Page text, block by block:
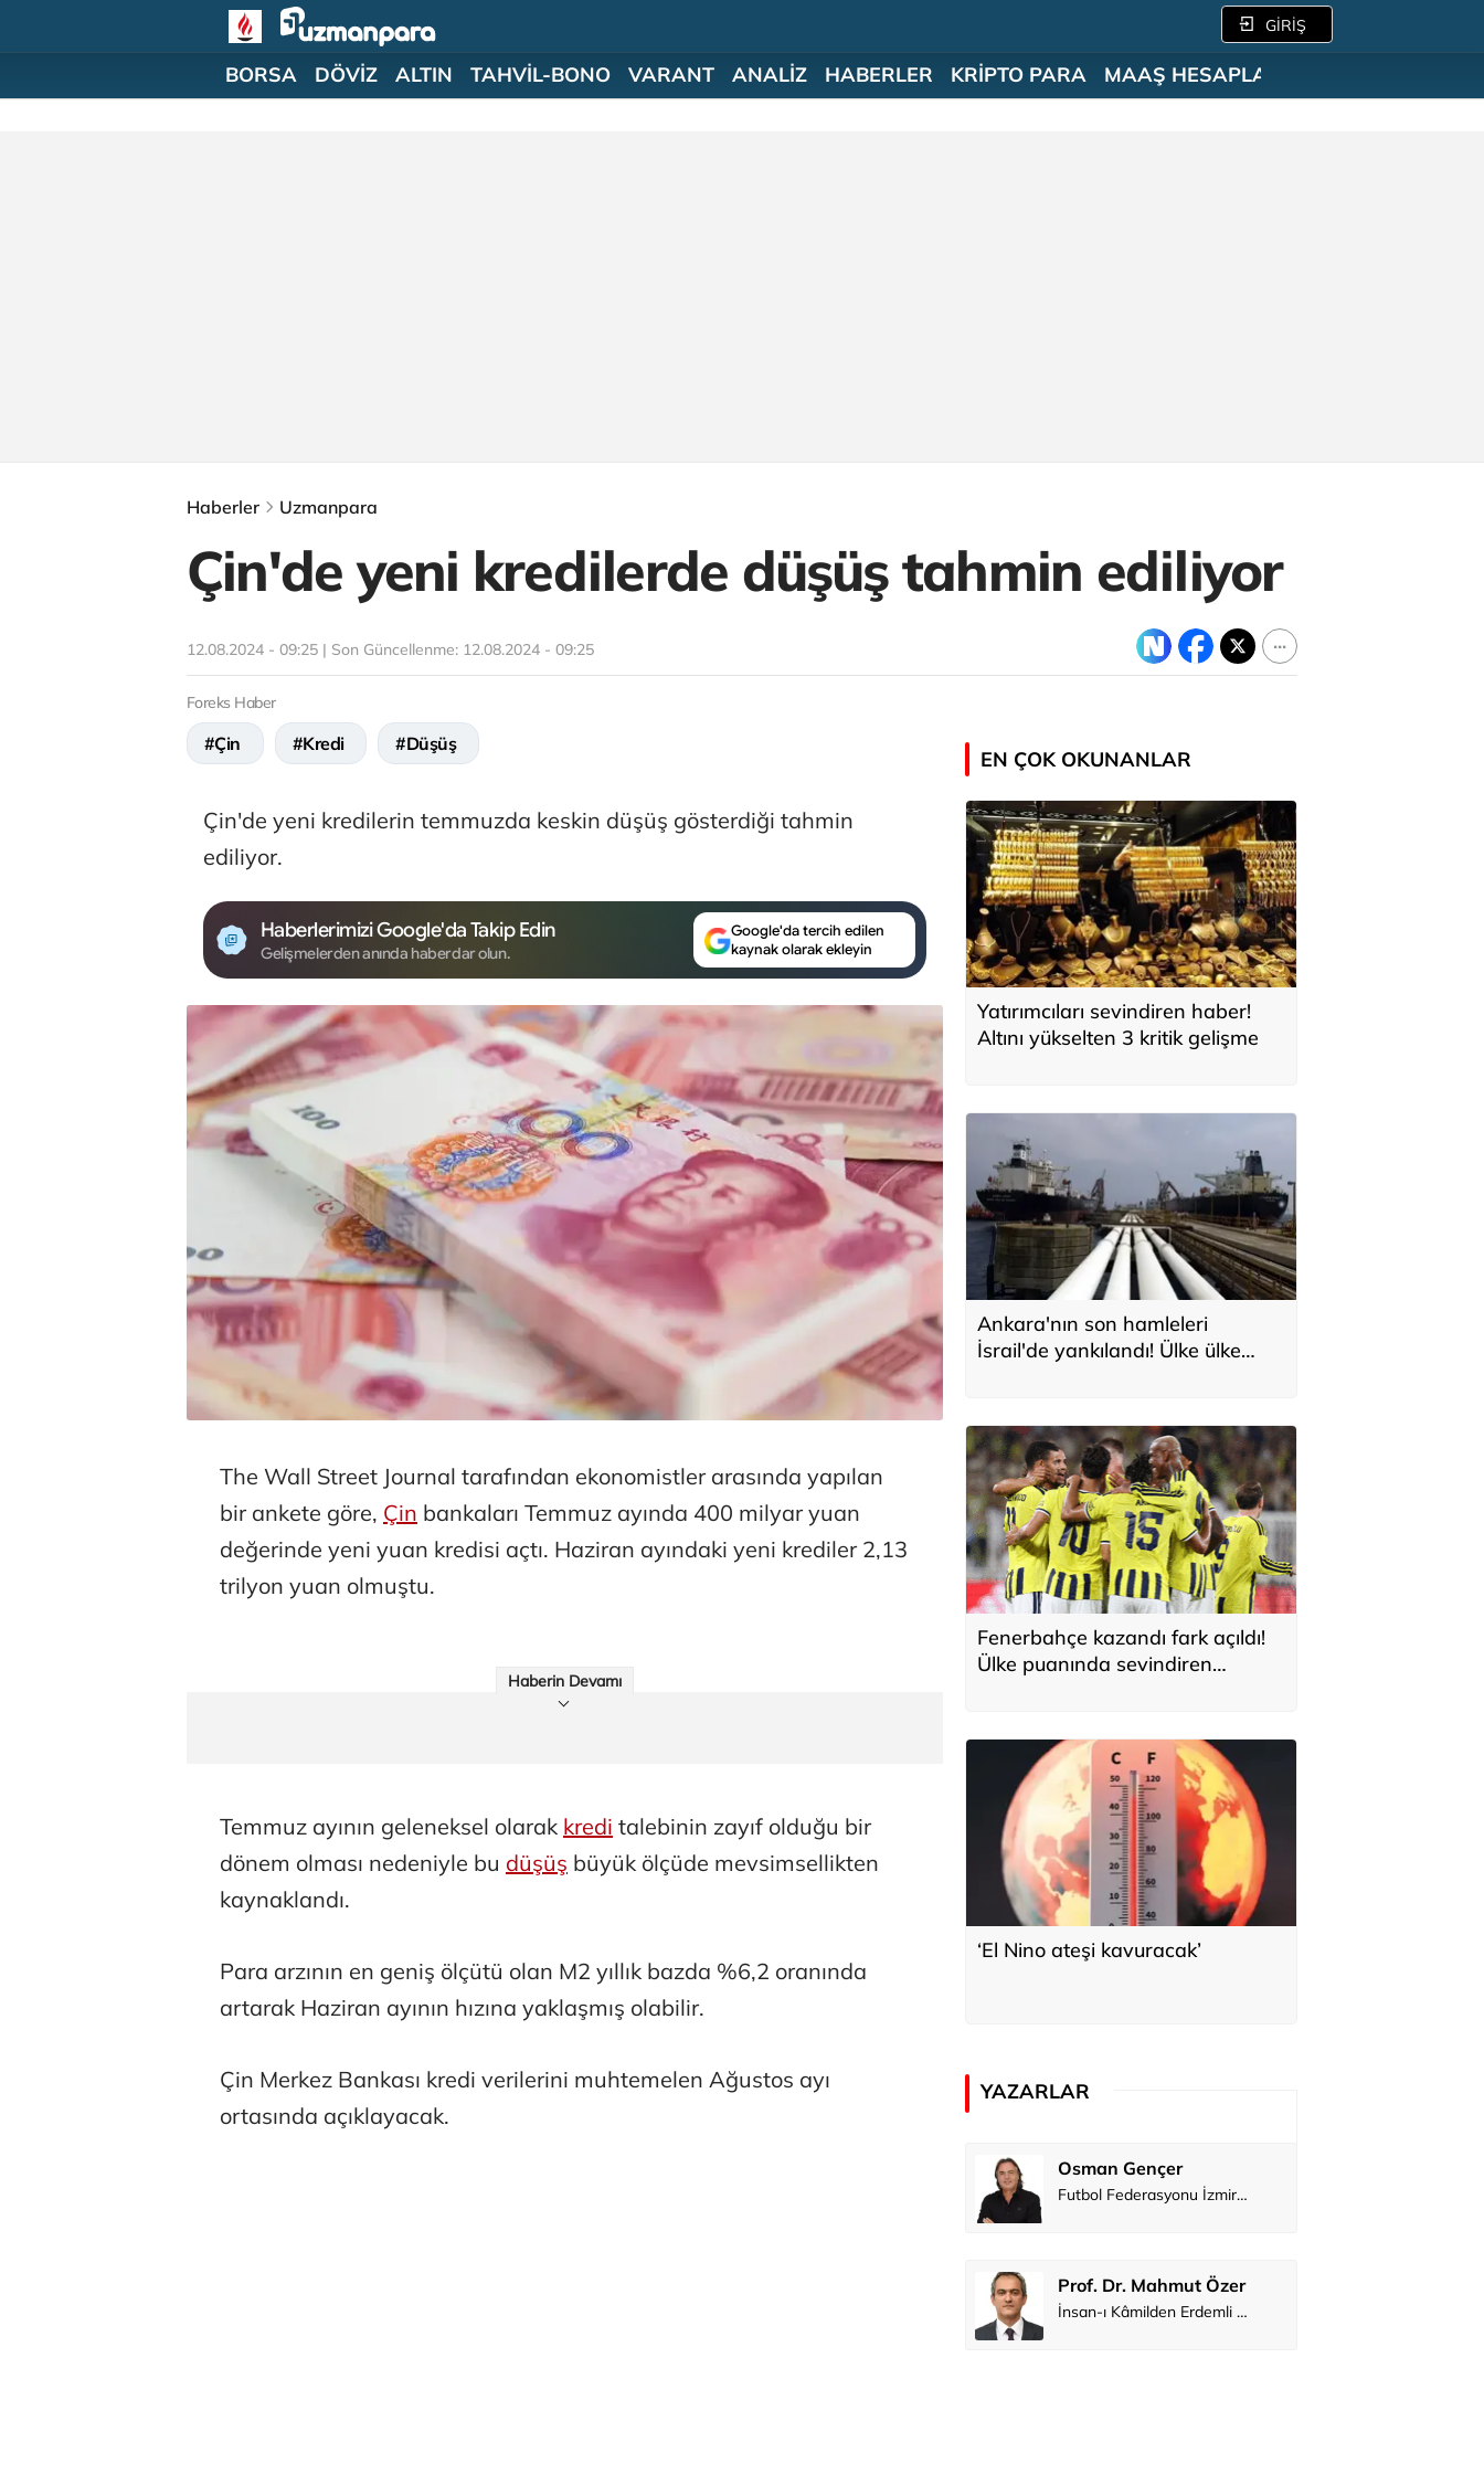
GİRİŞ
BORSA DÖVİZ ALTIN TAHVİL-BONO VARANT ANALİZ HABERLER KRİPTO PARA MAAŞ HESAPLAMA
Haberler Uzmanpara
Çin'de yeni kredilerde düşüş tahmin ediliyor
12.08.2024 - 09:25 | Son Güncellenme: 12.08.2024 - 09:25
Foreks Haber
#Çin #Kredi #Düşüş
Çin'de yeni kredilerin temmuzda keskin düşüş gösterdiği tahmin
ediliyor.
Haberlerimizi Google'da Takip Edin
Gelişmelerden anında haberdar olun.
Google'da tercih edilen
kaynak olarak ekleyin
The Wall Street Journal tarafından ekonomistler arasında yapılan
bir ankete göre, Çin bankaları Temmuz ayında 400 milyar yuan
değerinde yeni yuan kredisi açtı. Haziran ayındaki yeni krediler 2,13
trilyon yuan olmuştu.
Haberin Devamı
Temmuz ayının geleneksel olarak kredi talebinin zayıf olduğu bir
dönem olması nedeniyle bu düşüş büyük ölçüde mevsimsellikten
kaynaklandı.
Para arzının en geniş ölçütü olan M2 yıllık bazda %6,2 oranında
artarak Haziran ayının hızına yaklaşmış olabilir.
Çin Merkez Bankası kredi verilerini muhtemelen Ağustos ayı
ortasında açıklayacak.
EN ÇOK OKUNANLAR
Yatırımcıları sevindiren haber!
Altını yükselten 3 kritik gelişme
Ankara'nın son hamleleri
İsrail'de yankılandı! Ülke ülke
Fenerbahçe kazandı fark açıldı!
Ülke puanında sevindiren
‘El Nino ateşi kavuracak’
YAZARLAR
Osman Gençer
Futbol Federasyonu İzmirspor’u dinler mi?
Prof. Dr. Mahmut Özer
İnsan-ı Kâmilden Erdemli Şehre: İslam Düşüncesinde Adalet-II